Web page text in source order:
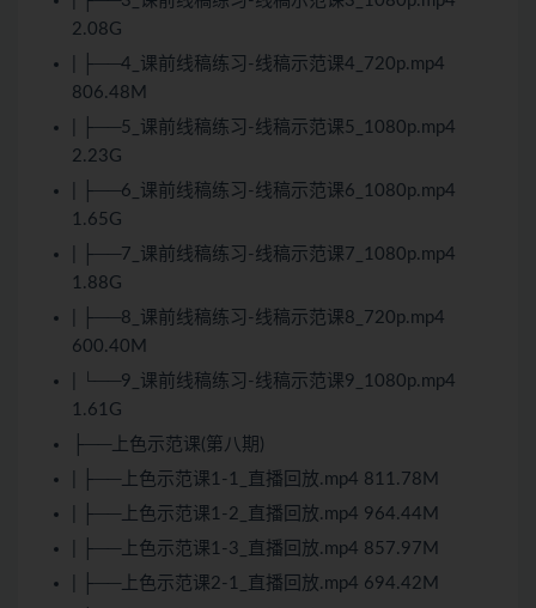
2.08G
| ├──4_课前线稿练习-线稿示范课4_720p.mp4
806.48M
| ├──5_课前线稿练习-线稿示范课5_1080p.mp4
2.23G
| ├──6_课前线稿练习-线稿示范课6_1080p.mp4
1.65G
| ├──7_课前线稿练习-线稿示范课7_1080p.mp4
1.88G
| ├──8_课前线稿练习-线稿示范课8_720p.mp4
600.40M
| └──9_课前线稿练习-线稿示范课9_1080p.mp4
1.61G
├──上色示范课(第八期)
| ├──上色示范课1-1_直播回放.mp4 811.78M
| ├──上色示范课1-2_直播回放.mp4 964.44M
| ├──上色示范课1-3_直播回放.mp4 857.97M
| ├──上色示范课2-1_直播回放.mp4 694.42M